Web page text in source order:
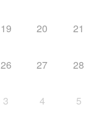
19 20 21
26 27 28
3 4 5